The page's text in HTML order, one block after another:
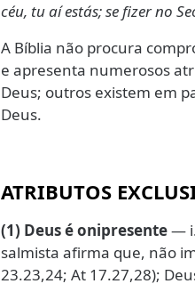
céu, tu aí estás; se fizer no
A Bíblia não procura
e apresenta numerosos
Deus; outros existem em
Deus.
ATRIBUTOS
(1) Deus é onipresente—
salmista afirma que, não
23.23,24; At 17.27,28);